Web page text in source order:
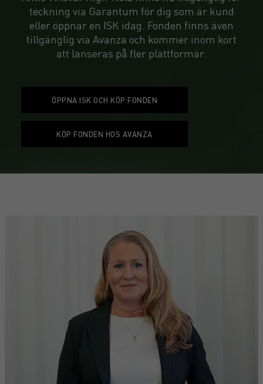
teckning via Garantum för dig som är kund
eller öppnar en ISK idag. Fonden finns även
tillgänglig via Avanza och kommer inom kort
att lanseras på fler plattformar.
ÖPPNA ISK OCH KÖP FONDEN
KÖP FONDEN HOS AVANZA